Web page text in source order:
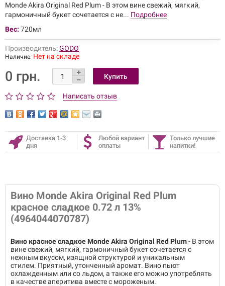
Monde Akira Original Red Plum - В этом вине свежий, мягкий,
гармоничный букет сочетается с не... Подробнее
Вес: 720мл
Производитель:GODO
Наличие: Нет на складе
0 грн.
Написать отзыв
Доставка 1-3
дня
Любой вариант
оплаты
Только лучшие
напитки!
Вино Monde Akira Original Red Plum
красное сладкое 0.72 л 13%
(4964044070787)
Вино красное сладкое Monde Akira Original Red Plum- В этом
вине свежий, мягкий, гармоничный букет сочетается с
нежным вкусом, изящной структурой и уникальным
стилем. Приятный, утонченный аромат. Вино пьют
охлажденным или со льдом, а также его можно употреблять
в качестве аперитива вместе с мороженым.